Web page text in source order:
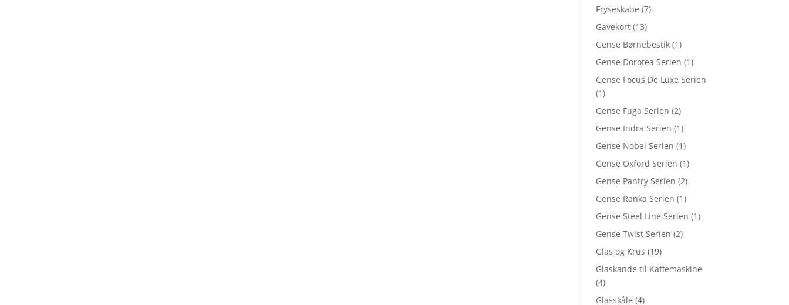
Fryseskabe (7)
Gavekort (13)
Gense Børnebestik (1)
Gense Dorotea Serien (1)
Gense Focus De Luxe Serien
(1)
Gense Fuga Serien (2)
Gense Indra Serien (1)
Gense Nobel Serien (1)
Gense Oxford Serien (1)
Gense Pantry Serien (2)
Gense Ranka Serien (1)
Gense Steel Line Serien (1)
Gense Twist Serien (2)
Glas og Krus (19)
Glaskande til Kaffemaskine
(4)
Glasskåle (4)